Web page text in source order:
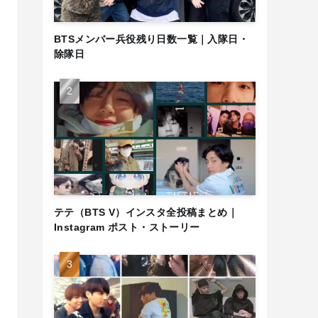
BTSメンバー兵役残り日数一覧｜入隊日・
除隊日
テテ（BTS V）インスタ全投稿まとめ｜
Instagram ポスト・ストーリー